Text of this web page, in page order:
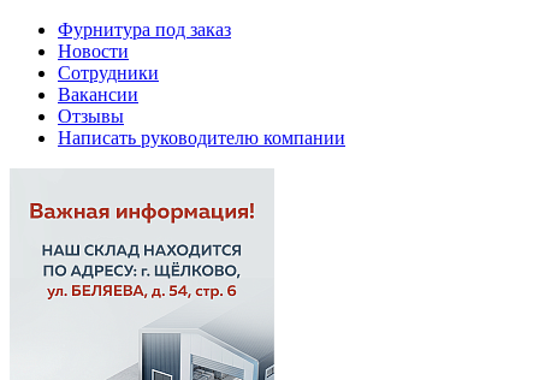
Фурнитура под заказ
Новости
Сотрудники
Вакансии
Отзывы
Написать руководителю компании